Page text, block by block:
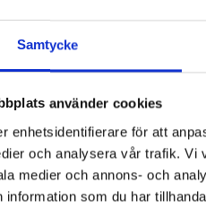
Samtycke
använder cookies
enhetsidentifierare för att
och analysera vår trafik. Vi
medier och annons- och
information som du har
38 mm
63.5 mm
76 mm